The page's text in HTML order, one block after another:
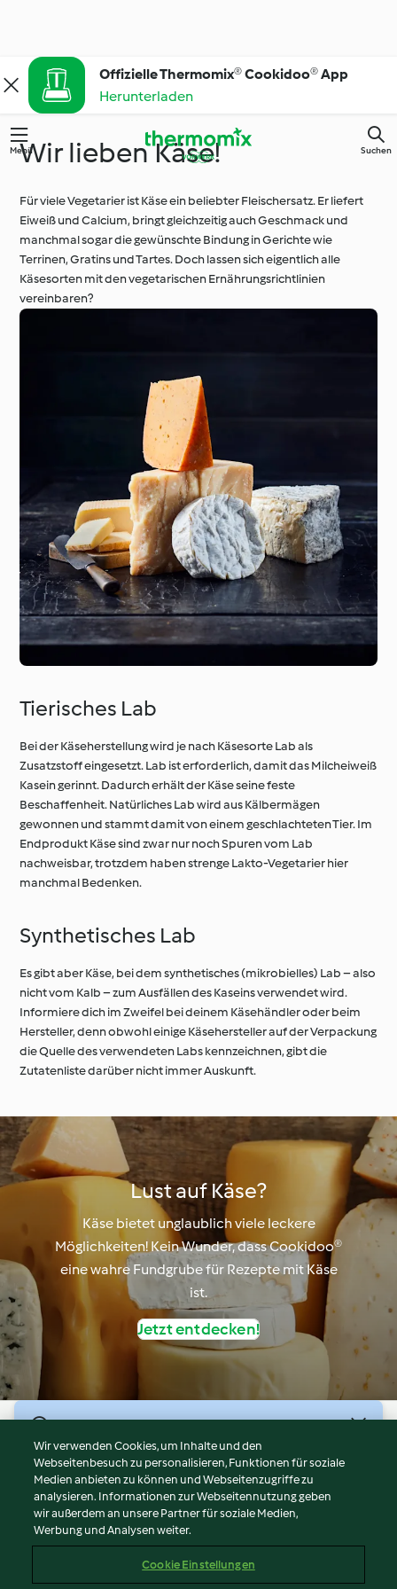
Offizielle Thermomix® Cookidoo® App
Herunterladen
Menü Suchen
Wir lieben Käse!
Für viele Vegetarier ist Käse ein beliebter Fleischersatz. Er liefert
Eiweiß und Calcium, bringt gleichzeitig auch Geschmack und
manchmal sogar die gewünschte Bindung in Gerichte wie
Terrinen, Gratins und Tartes. Doch lassen sich eigentlich alle
Käsesorten mit den vegetarischen Ernährungsrichtlinien
vereinbaren?
Tierisches Lab
Bei der Käseherstellung wird je nach Käsesorte Lab als
Zusatzstoff eingesetzt. Lab ist erforderlich, damit das Milcheiweiß
Kasein gerinnt. Dadurch erhält der Käse seine feste
Beschaffenheit. Natürliches Lab wird aus Kälbermägen
gewonnen und stammt damit von einem geschlachteten Tier. Im
Endprodukt Käse sind zwar nur noch Spuren vom Lab
nachweisbar, trotzdem haben strenge Lakto-Vegetarier hier
manchmal Bedenken.
Synthetisches Lab
Es gibt aber Käse, bei dem synthetisches (mikrobielles) Lab – also
nicht vom Kalb – zum Ausfällen des Kaseins verwendet wird.
Informiere dich im Zweifel bei deinem Käsehändler oder beim
Hersteller, denn obwohl einige Käsehersteller auf der Verpackung
die Quelle des verwendeten Labs kennzeichnen, gibt die
Zutatenliste darüber nicht immer Auskunft.
Lust auf Käse?
Käse bietet unglaublich viele leckere
Möglichkeiten! Kein Wunder, dass Cookidoo®
eine wahre Fundgrube für Rezepte mit Käse
ist.
Jetzt entdecken!
Nutzungsbedingungen
Datenschutzrichtlinien
Disclaimer
Impressum
Inhalt melden
Wir verwenden Cookies, um Inhalte und den
Webseitenbesuch zu personalisieren, Funktionen für soziale
Medien anbieten zu können und Webseitenzugriffe zu
analysieren. Informationen zur Webseitennutzung geben
wir außerdem an unsere Partner für soziale Medien,
Werbung und Analysen weiter.
Cookie Einstellungen